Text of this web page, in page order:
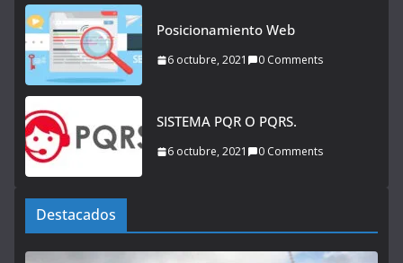
Posicionamiento Web
6 octubre, 2021 0 Comments
SISTEMA PQR O PQRS.
6 octubre, 2021 0 Comments
Destacados